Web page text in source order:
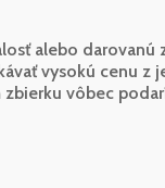
alebo
vysokú cenu z
zbierku vôbec